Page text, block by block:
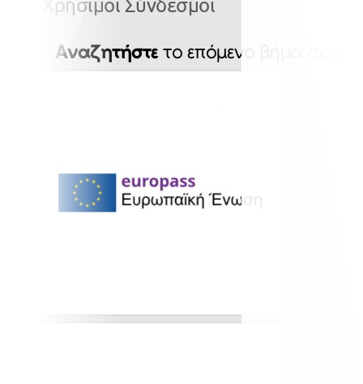
Χρήσιμοι Σύνδεσμοι
Αναζητήστετο επόμενο βήμα σας